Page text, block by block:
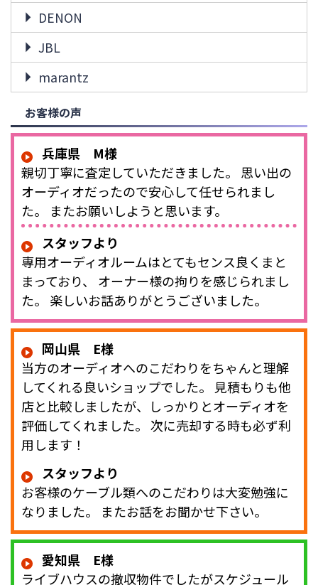
DENON
JBL
marantz
お客様の声
兵庫県 M様
親切丁寧に査定していただきました。 思い出の
オーディオだったので安心して任せられまし
た。 またお願いしようと思います。
スタッフより
専用オーディオルームはとてもセンス良くまと
まっており、 オーナー様の拘りを感じられまし
た。 楽しいお話ありがとうございました。
岡山県 E様
当方のオーディオへのこだわりをちゃんと理解
してくれる良いショップでした。 見積もりも他
店と比較しましたが、しっかりとオーディオを
評価してくれました。 次に売却する時も必ず利
用します！
スタッフより
お客様のケーブル類へのこだわりは大変勉強に
なりました。 またお話をお聞かせ下さい。
愛知県 E様
ライブハウスの撤収物件でしたがスケジュール